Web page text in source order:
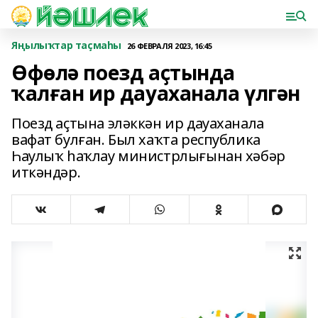
Яңылыҡтар таҫмаһы 26 ФЕВРАЛЯ 2023, 16:45
Өфөлә поезд аҫтында
ҡалған ир дауаханала үлгән
Поезд аҫтына эләккән ир дауаханала
вафат булған. Был хаҡта республика
Һаулыҡ һаҡлау министрлығынан хәбәр
иткәндәр.